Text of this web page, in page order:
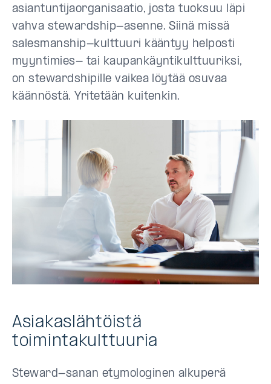
asiantuntijaorganisaatio, josta tuoksuu läpi
vahva stewardship-asenne. Siinä missä
salesmanship-kulttuuri kääntyy helposti
myyntimies- tai kaupankäyntikulttuuriksi,
on stewardshipille vaikea löytää osuvaa
käännöstä. Yritetään kuitenkin.
Asiakaslähtöistä
toimintakulttuuria
Steward-sanan etymologinen alkuperä